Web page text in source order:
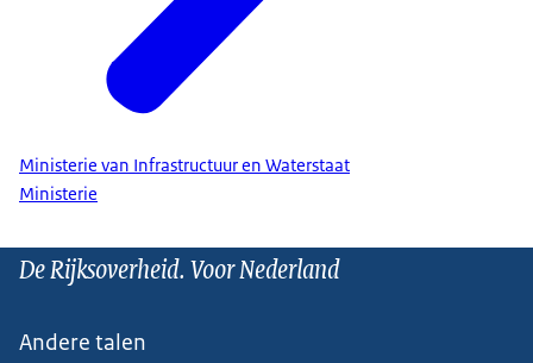
Ministerie van Infrastructuur en Waterstaat
Ministerie
De Rijksoverheid. Voor Nederland
Andere talen